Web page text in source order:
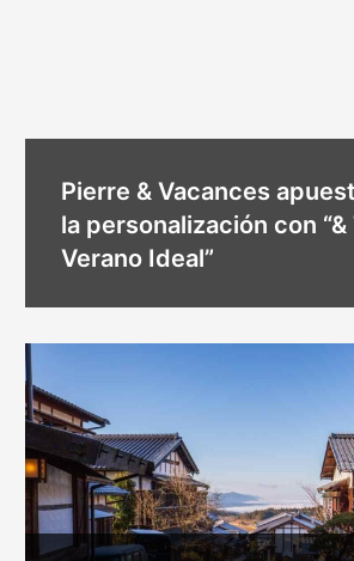
Pierre & Vacances
la personalización con “&
Verano Ideal”